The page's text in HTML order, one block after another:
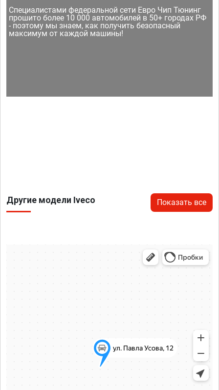
Специалистами федеральной сети Евро Чип Тюнинг
прошито более 10 000 автомобилей в 50+ городах РФ
- поэтому мы знаем, как получить безопасный
максимум от каждой машины!
Другие модели Iveco Показать все